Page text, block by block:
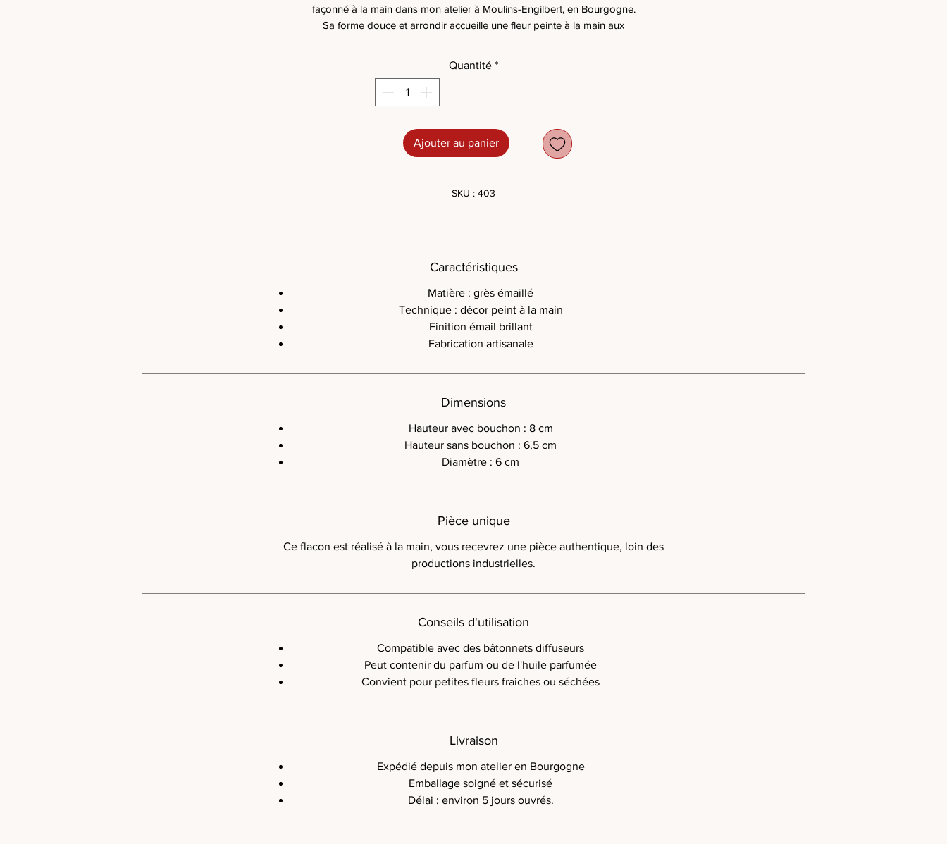
façonné à la main dans mon atelier à Moulins-Engilbert, en Bourgogne.
Sa forme douce et arrondir accueille une fleur peinte à la main aux
apporte relief et poésie à l'ensemble.
Les variations de couleur et de texture rendent cette pièce unique.
Ce flacon trouve naturellement sa place dans un intérieur chaleureux,
Quantité *
Ajouter au panier
SKU : 403
Caractéristiques
Matière : grès émaillé
Technique : décor peint à la main
Finition émail brillant
Fabrication artisanale
Dimensions
Hauteur avec bouchon : 8 cm
Hauteur sans bouchon : 6,5 cm
Diamètre : 6 cm
Pièce unique
Ce flacon est réalisé à la main, vous recevrez une pièce authentique, loin des
productions industrielles.
Conseils d'utilisation
Compatible avec des bâtonnets diffuseurs
Peut contenir du parfum ou de l'huile parfumée
Convient pour petites fleurs fraiches ou séchées
Livraison
Expédié depuis mon atelier en Bourgogne
Emballage soigné et sécurisé
Délai : environ 5 jours ouvrés.